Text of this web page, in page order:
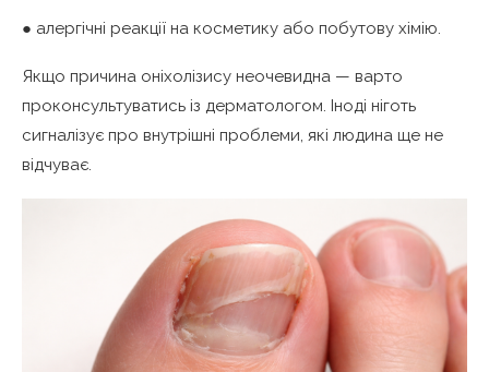
● алергічні реакції на косметику або побутову хімію.
Якщо причина оніхолізису неочевидна — варто
проконсультуватись із дерматологом. Іноді ніготь
сигналізує про внутрішні проблеми, які людина ще не
відчуває.